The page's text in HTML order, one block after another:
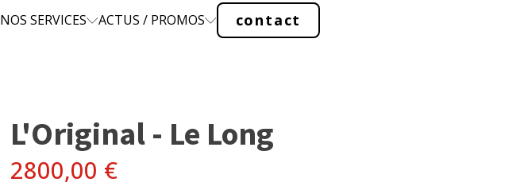
NOS SERVICES ACTUS / PROMOS contact
L'Original - Le Long
2800,00 €